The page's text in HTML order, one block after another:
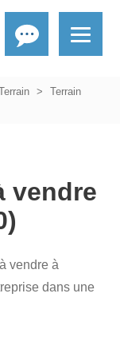
Terrain
vendre
vendre à
dans une